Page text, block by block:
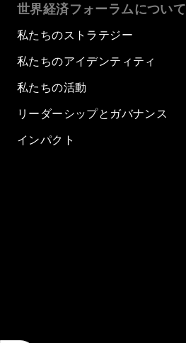
世界経済フォーラムについて
私たちのストラテジー
私たちのアイデンティティ
私たちの活動
リーダーシップとガバナンス
インパクト